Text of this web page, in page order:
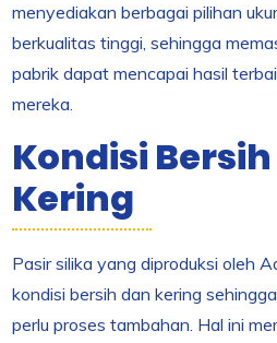
menyediakan berbagai pilihan
berkualitas tinggi, sehingga
pabrik dapat mencapai hasil
mereka.
Kondisi
Kering
Pasir silika yang diproduksi oleh
kondisi bersih dan kering
perlu proses tambahan. Hal ini